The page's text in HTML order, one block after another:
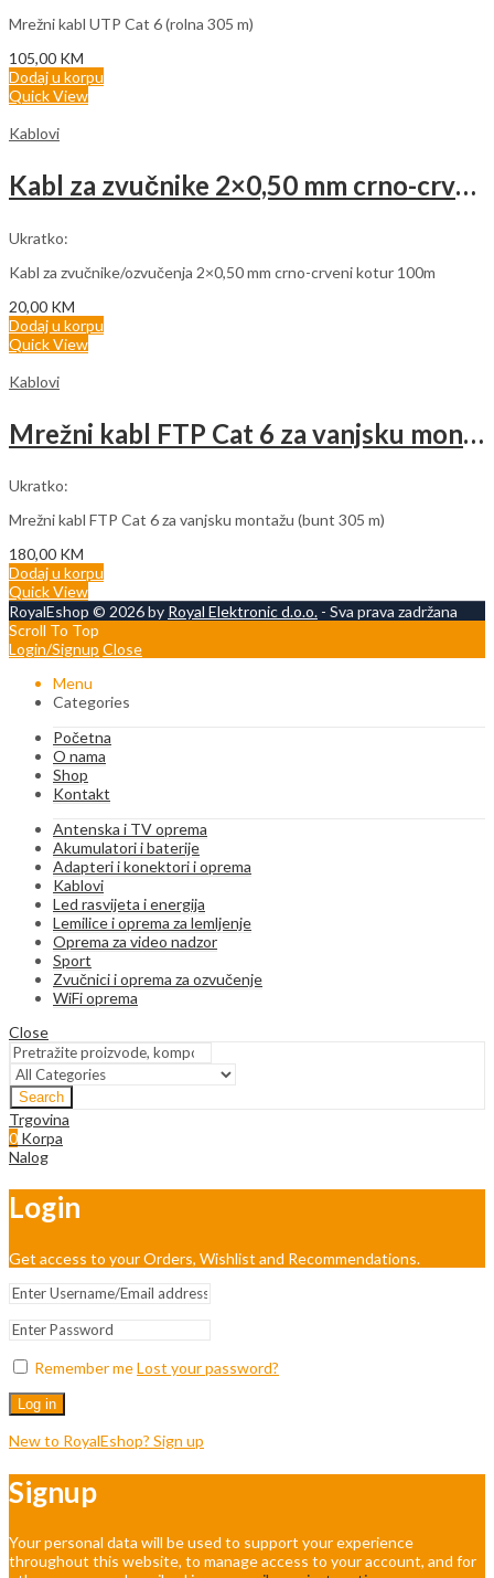
Mrežni kabl UTP Cat 6 (rolna 305 m)
105,00 KM
Dodaj u korpu
Quick View
Kablovi
Kabl za zvučnike 2×0,50 mm crno-crveni (rolna 100m)
Ukratko:
Kabl za zvučnike/ozvučenja 2×0,50 mm crno-crveni kotur 100m
20,00 KM
Dodaj u korpu
Quick View
Kablovi
Mrežni kabl FTP Cat 6 za vanjsku montažu
Ukratko:
Mrežni kabl FTP Cat 6 za vanjsku montažu (bunt 305 m)
180,00 KM
Dodaj u korpu
Quick View
RoyalEshop © 2026 by Royal Elektronic d.o.o. - Sva prava zadržana
Scroll To Top
Login/Signup Close
Menu
Categories
Početna
O nama
Shop
Kontakt
Antenska i TV oprema
Akumulatori i baterije
Adapteri i konektori i oprema
Kablovi
Led rasvijeta i energija
Lemilice i oprema za lemljenje
Oprema za video nadzor
Sport
Zvučnici i oprema za ozvučenje
WiFi oprema
Close
Search
Trgovina
0 Korpa
Nalog
Login
Get access to your Orders, Wishlist and Recommendations.
Remember meLost your password?
Log in
New to RoyalEshop? Sign up
Signup
Your personal data will be used to support your experience
throughout this website, to manage access to your account, and for